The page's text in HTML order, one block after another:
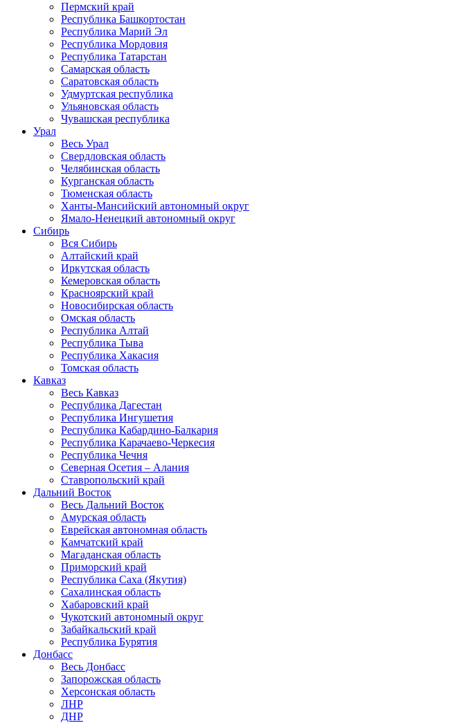
Пермский край
Республика Башкортостан
Республика Марий Эл
Республика Мордовия
Республика Татарстан
Самарская область
Саратовская область
Удмуртская республика
Ульяновская область
Чувашская республика
Урал
Весь Урал
Свердловская область
Челябинская область
Курганская область
Тюменская область
Ханты-Мансийский автономный округ
Ямало-Ненецкий автономный округ
Сибирь
Вся Сибирь
Алтайский край
Иркутская область
Кемеровская область
Красноярский край
Новосибирская область
Омская область
Республика Алтай
Республика Тыва
Республика Хакасия
Томская область
Кавказ
Весь Кавказ
Республика Дагестан
Республика Ингушетия
Республика Кабардино-Балкария
Республика Карачаево-Черкесия
Республика Чечня
Северная Осетия – Алания
Ставропольский край
Дальний Восток
Весь Дальний Восток
Амурская область
Еврейская автономная область
Камчатский край
Магаданская область
Приморский край
Республика Саха (Якутия)
Сахалинская область
Хабаровский край
Чукотский автономный округ
Забайкальский край
Республика Бурятия
Донбасс
Весь Донбасс
Запорожская область
Херсонская область
ЛНР
ДНР